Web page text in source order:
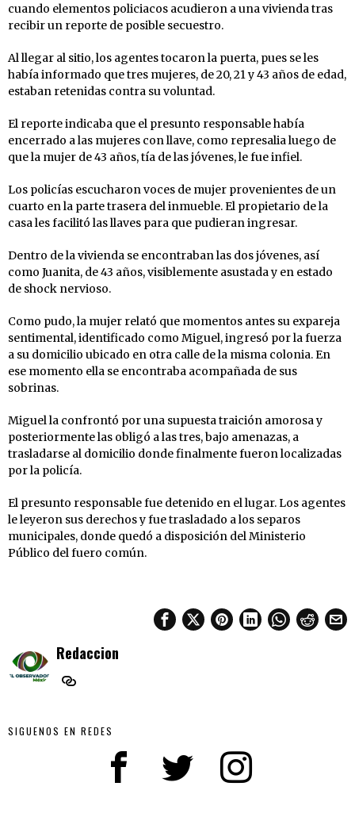
cuando elementos policiacos acudieron a una vivienda tras
recibir un reporte de posible secuestro.
Al llegar al sitio, los agentes tocaron la puerta, pues se les
había informado que tres mujeres, de 20, 21 y 43 años de edad,
estaban retenidas contra su voluntad.
El reporte indicaba que el presunto responsable había
encerrado a las mujeres con llave, como represalia luego de
que la mujer de 43 años, tía de las jóvenes, le fue infiel.
Los policías escucharon voces de mujer provenientes de un
cuarto en la parte trasera del inmueble. El propietario de la
casa les facilitó las llaves para que pudieran ingresar.
Dentro de la vivienda se encontraban las dos jóvenes, así
como Juanita, de 43 años, visiblemente asustada y en estado
de shock nervioso.
Como pudo, la mujer relató que momentos antes su expareja
sentimental, identificado como Miguel, ingresó por la fuerza
a su domicilio ubicado en otra calle de la misma colonia. En
ese momento ella se encontraba acompañada de sus
sobrinas.
Miguel la confrontó por una supuesta traición amorosa y
posteriormente las obligó a las tres, bajo amenazas, a
trasladarse al domicilio donde finalmente fueron localizadas
por la policía.
El presunto responsable fue detenido en el lugar. Los agentes
le leyeron sus derechos y fue trasladado a los separos
municipales, donde quedó a disposición del Ministerio
Público del fuero común.
Redaccion
SIGUENOS EN REDES